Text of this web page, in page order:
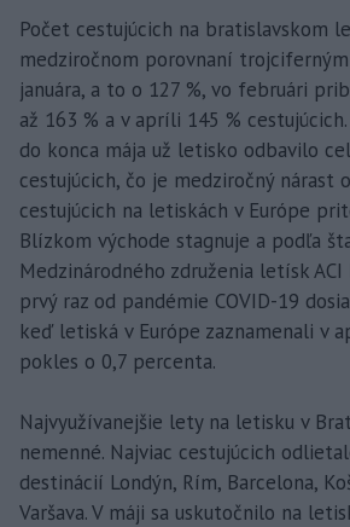
Počet cestujúcich na bratislavskom
medziročnom porovnaní
januára, a to o 127 %, vo februári
až 163 % a v apríli 145 %
do konca mája už letisko odbavilo
cestujúcich, čo je medziročný nárast
cestujúcich na letiskách v Európe
Blízkom východe stagnuje a podľa
Medzinárodného združenia letísk
prvý raz od pandémie COVID-19
keď letiská v Európe zaznamenali v
pokles o 0,7 percenta.
Najvyužívanejšie lety na letisku v
nemenné. Najviac cestujúcich
destinácií Londýn, Rím, Barcelona,
Varšava. V máji sa uskutočnilo na